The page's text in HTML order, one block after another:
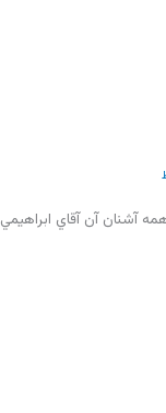
آشنان آن آقاي ابراهيمي